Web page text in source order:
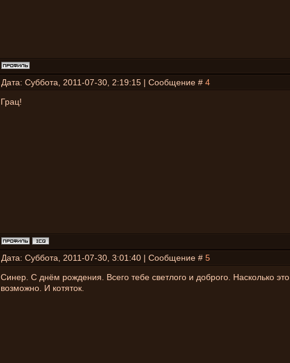
Дата: Суббота, 2011-07-30, 2:19:15 | Сообщение # 4
Грац!
Дата: Суббота, 2011-07-30, 3:01:40 | Сообщение # 5
Синер. С днём рождения. Всего тебе светлого и доброго. Насколько это
возможно. И котяток.